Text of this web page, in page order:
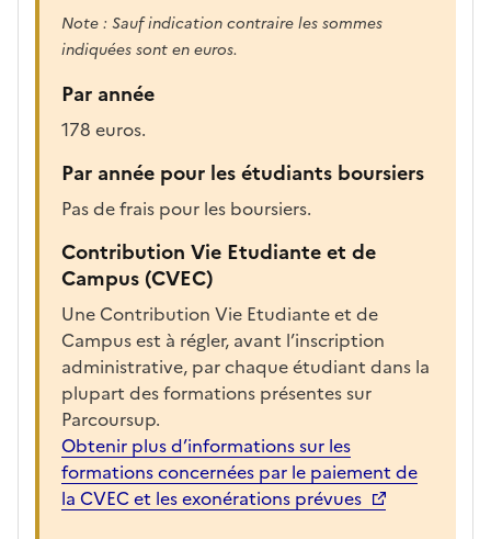
e
c
r
e
p
o
u
a
f
f
Note : Sauf indication contraire les sommes
indiquées sont en euros.
Par année
178 euros.
Par année pour les étudiants boursiers
Pas de frais pour les boursiers.
Contribution Vie Etudiante et de
Campus (CVEC)
Une Contribution Vie Etudiante et de
Campus est à régler, avant l’inscription
administrative, par chaque étudiant dans la
plupart des formations présentes sur
Parcoursup.
Obtenir plus d’informations sur les
formations concernées par le paiement de
la CVEC et les exonérations prévues